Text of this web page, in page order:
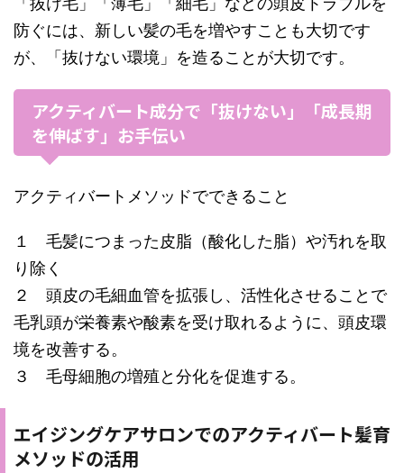
防ぐには、新しい髪の毛を増やすことも大切です
が、「抜けない環境」を造ることが大切です。
アクティバート成分で「抜けない」「成長期
を伸ばす」お手伝い
アクティバートメソッドでできること
１ 毛髪につまった皮脂（酸化した脂）や汚れを取
り除く
２ 頭皮の毛細血管を拡張し、活性化させることで
毛乳頭が栄養素や酸素を受け取れるように、頭皮環
境を改善する。
３ 毛母細胞の増殖と分化を促進する。
エイジングケアサロンでのアクティバート髪育
メソッドの活用